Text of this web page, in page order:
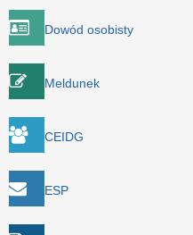
Dowód osobisty
Meldunek
CEIDG
ESP